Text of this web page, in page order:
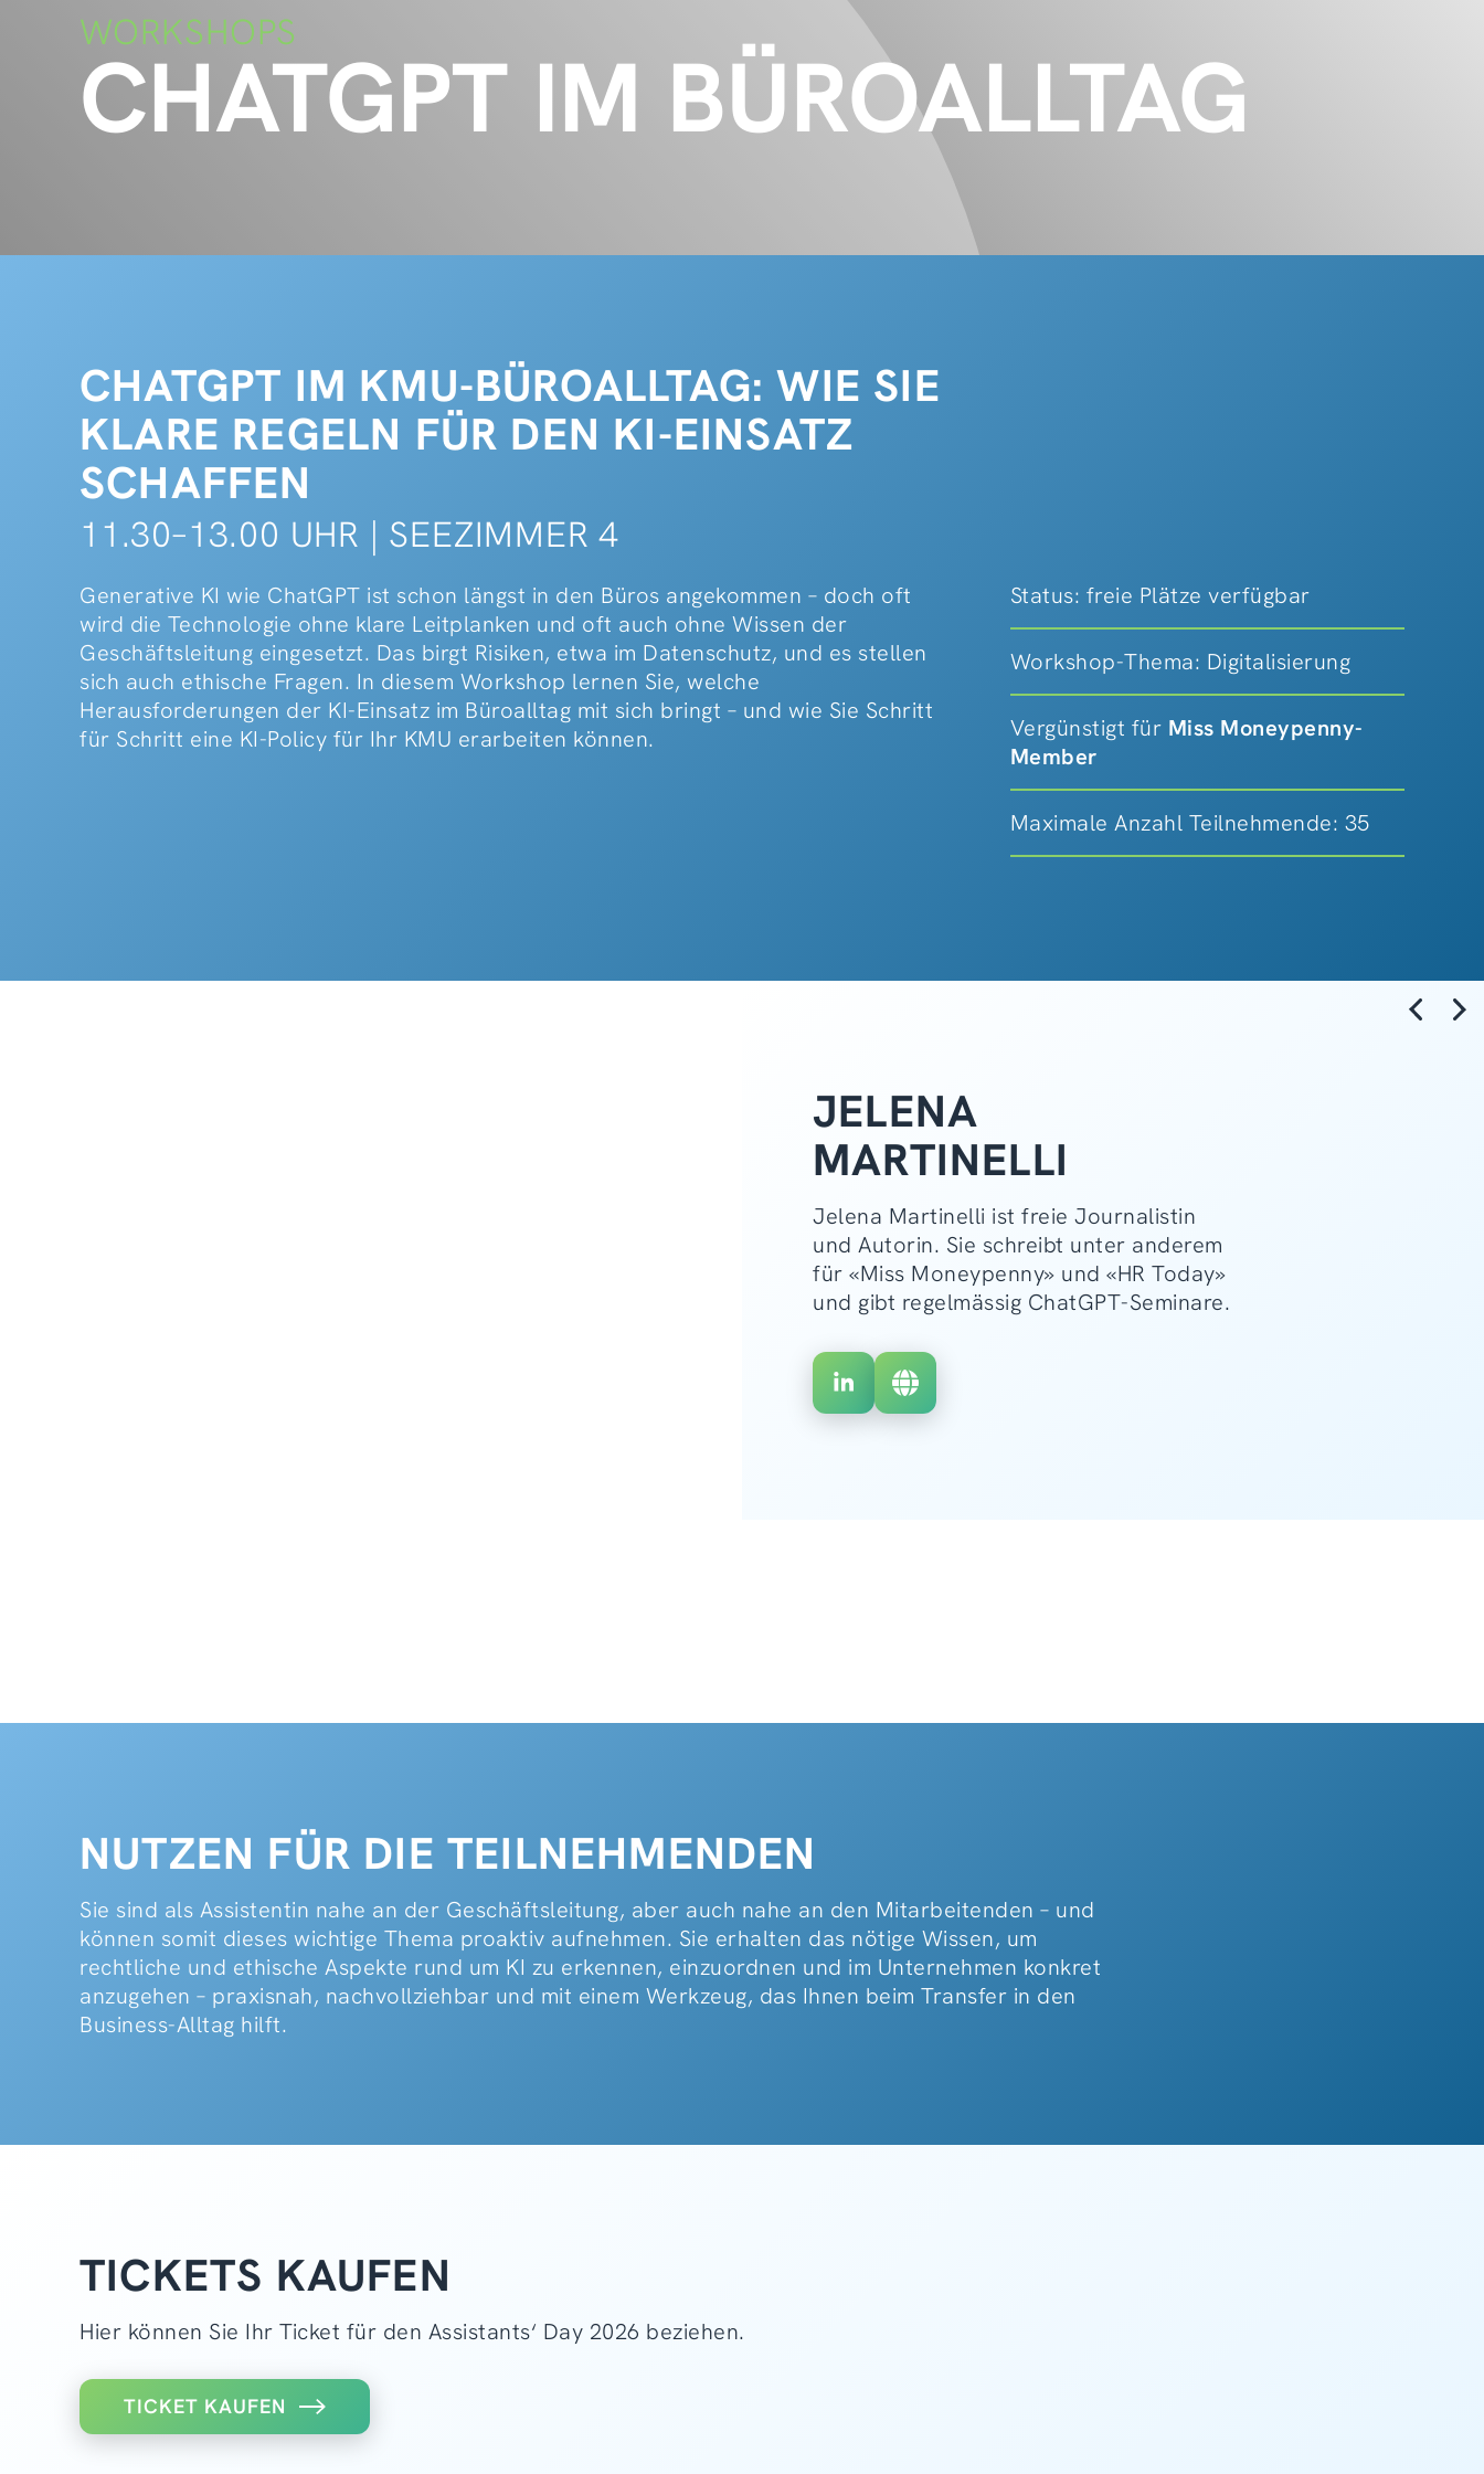
WORKSHOPS
CHATGPT IM BÜROALLTAG
CHATGPT IM KMU-BÜROALLTAG: WIE SIE
KLARE REGELN FÜR DEN KI-EINSATZ
SCHAFFEN
11.30–13.00 UHR | SEEZIMMER 4
Generative KI wie ChatGPT ist schon längst in den Büros angekommen – doch oft
wird die Technologie ohne klare Leitplanken und oft auch ohne Wissen der
Geschäftsleitung eingesetzt. Das birgt Risiken, etwa im Datenschutz, und es stellen
sich auch ethische Fragen. In diesem Workshop lernen Sie, welche
Herausforderungen der KI-Einsatz im Büroalltag mit sich bringt – und wie Sie Schritt
für Schritt eine KI-Policy für Ihr KMU erarbeiten können.
Status: freie Plätze verfügbar
Workshop-Thema: Digitalisierung
Vergünstigt für Miss Moneypenny-
Member
Maximale Anzahl Teilnehmende: 35
JELENA
MARTINELLI
Jelena Martinelli ist freie Journalistin
und Autorin. Sie schreibt unter anderem
für «Miss Moneypenny» und «HR Today»
und gibt regelmässig ChatGPT-Seminare.
NUTZEN FÜR DIE TEILNEHMENDEN
Sie sind als Assistentin nahe an der Geschäftsleitung, aber auch nahe an den Mitarbeitenden – und
können somit dieses wichtige Thema proaktiv aufnehmen. Sie erhalten das nötige Wissen, um
rechtliche und ethische Aspekte rund um KI zu erkennen, einzuordnen und im Unternehmen konkret
anzugehen – praxisnah, nachvollziehbar und mit einem Werkzeug, das Ihnen beim Transfer in den
Business-Alltag hilft.
TICKETS KAUFEN
Hier können Sie Ihr Ticket für den Assistants‘ Day 2026 beziehen.
TICKET KAUFEN